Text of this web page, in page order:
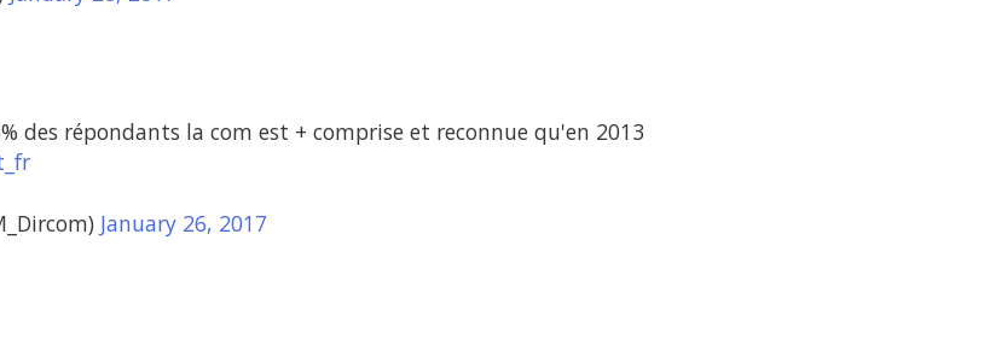
des répondants la com est + comprise et reconnue qu'en 2013
January 26, 2017